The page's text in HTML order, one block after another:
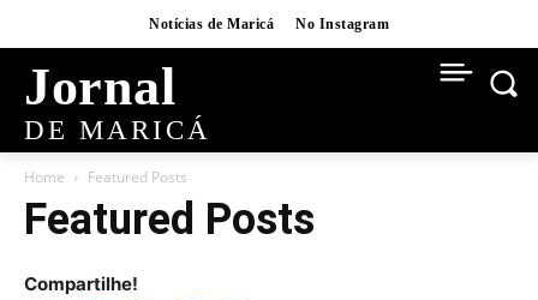
Notícias de Maricá No Instagram
Jornal
DE MARICÁ
Home Featured Posts
Featured Posts
Compartilhe!